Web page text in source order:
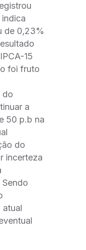
de 0,23%
15
foi fruto
do
a
50 p.b na
do
incerteza
atual